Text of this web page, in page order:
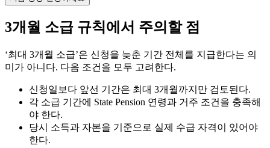
3개월 소급 규칙에서 주의할 점
‘최대 3개월 소급’은 신청을 늦춘 기간 전체를 지급한다는 의
미가 아니다. 다음 조건을 모두 고려한다.
신청일보다 앞선 기간은 최대 3개월까지만 검토된다.
각 소급 기간에 State Pension 연령과 거주 조건을 충족해
야 한다.
당시 소득과 자본을 기준으로 실제 수급 자격이 있어야
한다.